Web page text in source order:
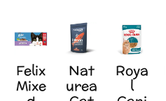
Felix
Mixe
Nat
urea
Roya
l